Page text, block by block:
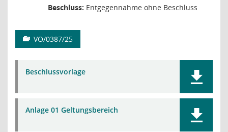
Beschluss: Entgegennahme ohne Beschluss
VO/0387/25
Beschlussvorlage
Anlage 01 Geltungsbereich